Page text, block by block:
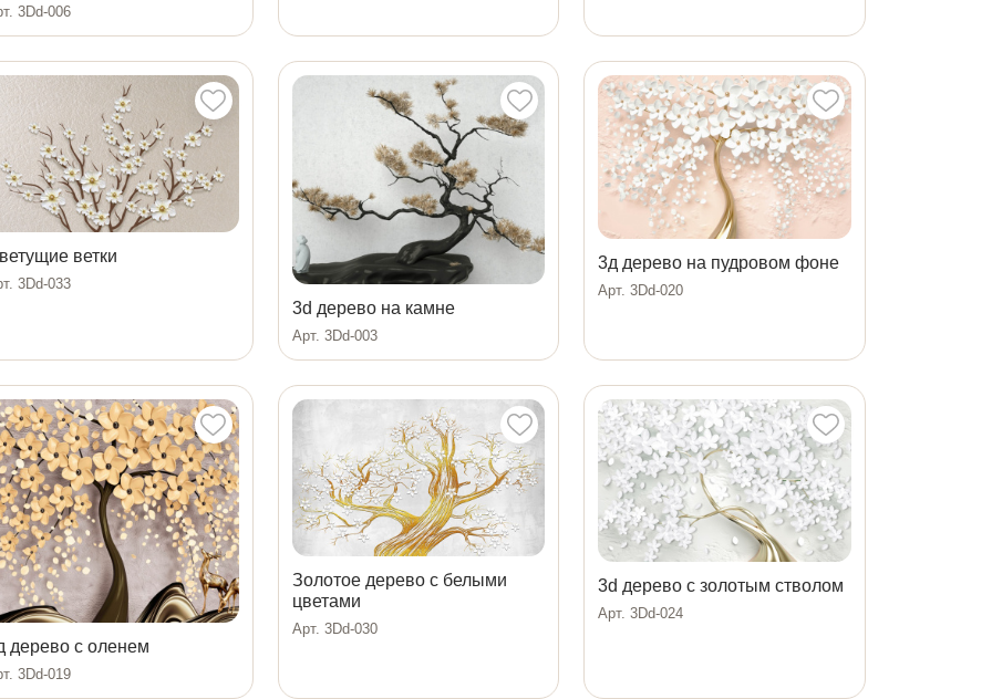
3Dd-006
ветки
3Dd-033
3d дерево на камне
Арт. 3Dd-003
3д дерево на пудровом фоне
Арт. 3Dd-020
дерево с оленем
3Dd-019
Золотое дерево с белыми
цветами
Арт. 3Dd-030
3d дерево с золотым стволом
Арт. 3Dd-024